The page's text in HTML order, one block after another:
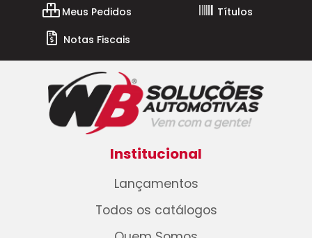
Meus Pedidos
Títulos
Notas Fiscais
Institucional
Lançamentos
Todos os catálogos